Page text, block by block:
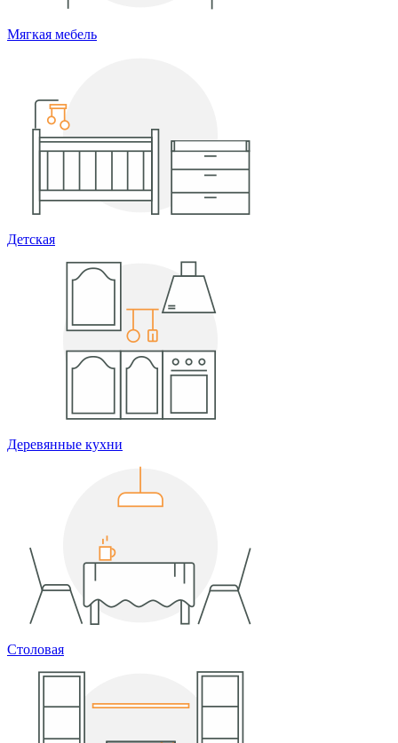
Мягкая мебель
Детская
Деревянные кухни
Столовая